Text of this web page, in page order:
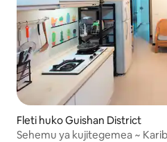
Fleti huko Guishan District
Sehemu ya kujitegemea ~